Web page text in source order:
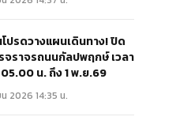
ปรดวางแผนเดินทาง! ปิด
จราจรถนนกัลปพฤกษ์ เวลา
05.00 น. ถึง 1 พ.ย.69
2026 14:35 น.